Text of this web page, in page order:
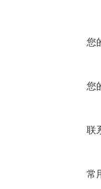
您
您
联
常